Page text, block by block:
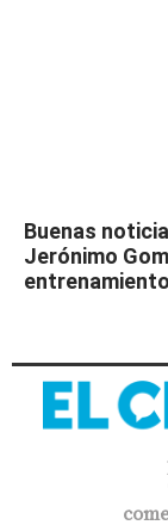
Buenas
Jerónimo